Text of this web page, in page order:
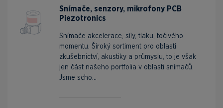
Snímače, senzory, mikrofony PCB
Piezotronics
Snímače akcelerace, síly, tlaku, točivého
momentu. Široký sortiment pro oblasti
zkušebnictví, akustiky a průmyslu, to je však
jen část našeho portfolia v oblasti snímačů.
Jsme scho...